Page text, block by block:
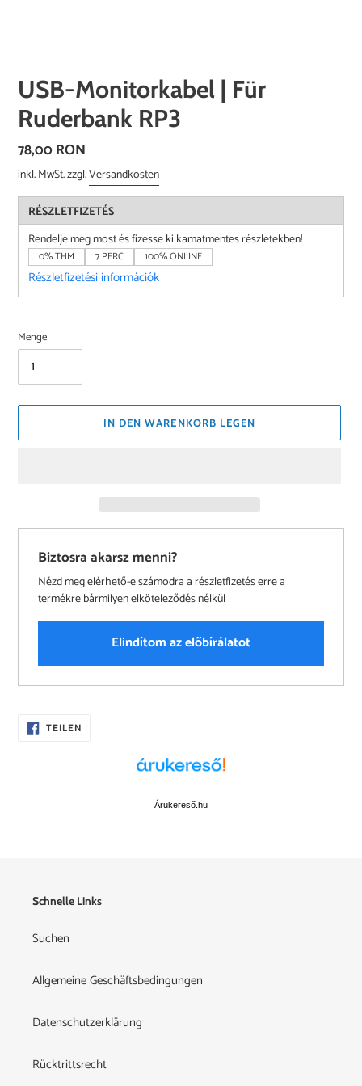
USB-Monitorkabel | Für
Ruderbank RP3
Normaler
Preis
78,00 RON
inkl. MwSt. zzgl.Versandkosten
RÉSZLETFIZETÉS
Rendelje meg most és fizesse ki kamatmentes részletekben!
0% THM 7 PERC 100% ONLINE
Részletfizetési információk
Menge
IN DEN WARENKORB LEGEN
Biztosra akarsz menni?
Nézd meg elérhető-e számodra a részletfizetés erre a
termékre bármilyen elköteleződés nélkül
Elindítom az előbírálatot
wird
zum
TEILENAUF
FACEBOOK
Árukereső.hu
Schnelle Links
Suchen
Allgemeine Geschäftsbedingungen
Datenschutzerklärung
Rücktrittsrecht